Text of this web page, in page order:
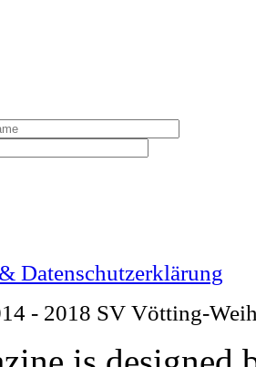
Datenschutzerklärung
- 2018 SV Vötting-